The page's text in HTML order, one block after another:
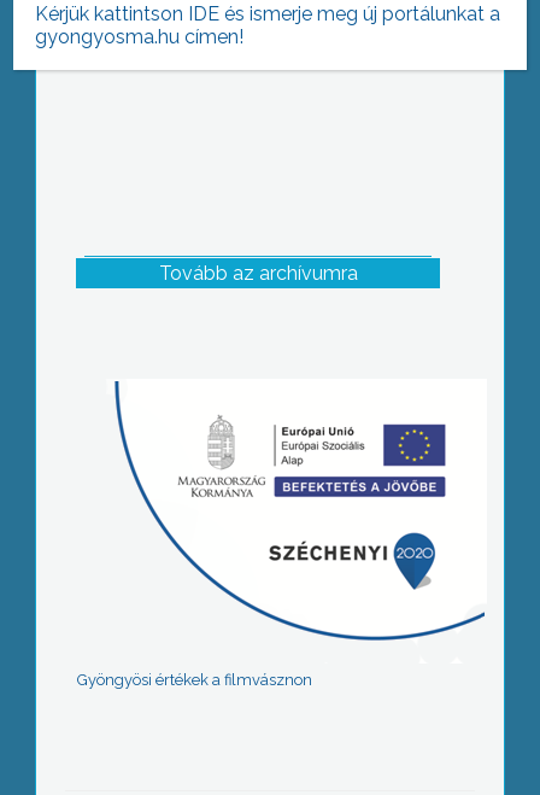
Tovább az archívumra
Gyöngyösi értékek a filmvásznon
Kérjük kattintson IDE és ismerje meg új portálunkat a
gyongyosma.hu címen!